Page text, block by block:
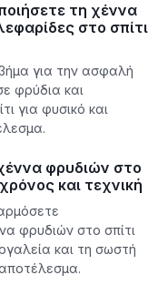
τη χέννα
στο σπίτι
για την ασφαλή
φρύδια και
για φυσικό και
φρυδιών στο
και τεχνική
φρυδιών στο σπίτι
και τη σωστή